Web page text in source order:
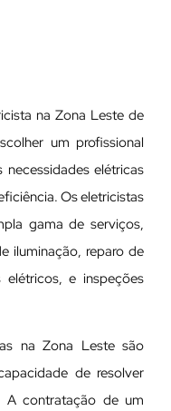
na Zona Leste de
um profissional
elétricas
Os eletricistas
gama de serviços,
iluminação, reparo de
e inspeções
na Zona Leste são
de resolver
A contratação de um